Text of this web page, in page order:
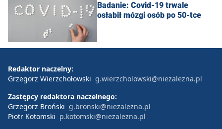
Badanie: Covid-19 trwale
osłabił mózgi osób po 50-tce
Redaktor naczelny:
Grzegorz Wierzchołowski g.wierzcholowski@niezalezna.pl
Zastępcy redaktora naczelnego:
Grzegorz Broński g.bronski@niezalezna.pl
Piotr Kotomski p.kotomski@niezalezna.pl